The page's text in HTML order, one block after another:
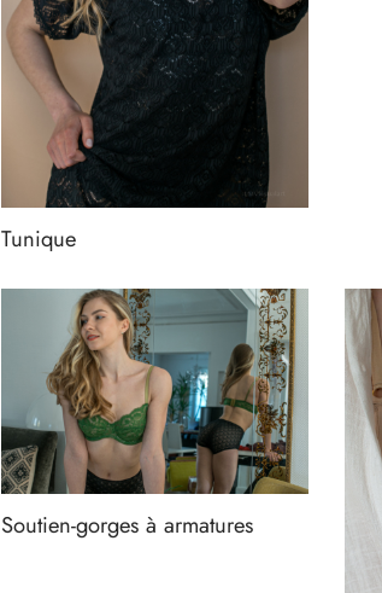
Tunique
Soutien-gorges à armatures